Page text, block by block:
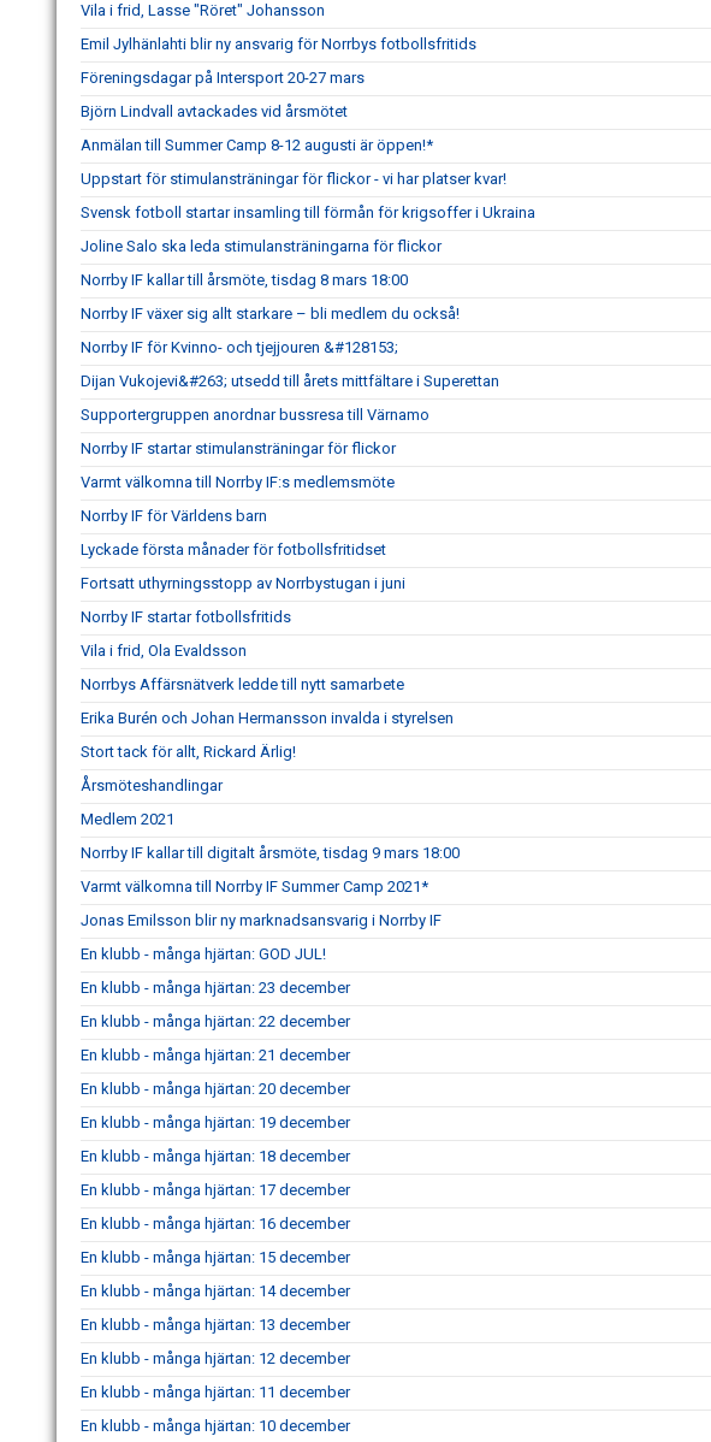
Vila i frid, Lasse "Röret" Johansson
Emil Jylhänlahti blir ny ansvarig för Norrbys fotbollsfritids
Föreningsdagar på Intersport 20-27 mars
Björn Lindvall avtackades vid årsmötet
Anmälan till Summer Camp 8-12 augusti är öppen!*
Uppstart för stimulansträningar för flickor - vi har platser kvar!
Svensk fotboll startar insamling till förmån för krigsoffer i Ukraina
Joline Salo ska leda stimulansträningarna för flickor
Norrby IF kallar till årsmöte, tisdag 8 mars 18:00
Norrby IF växer sig allt starkare – bli medlem du också!
Norrby IF för Kvinno- och tjejjouren &#128153;
Dijan Vukojevi&#263; utsedd till årets mittfältare i Superettan
Supportergruppen anordnar bussresa till Värnamo
Norrby IF startar stimulansträningar för flickor
Varmt välkomna till Norrby IF:s medlemsmöte
Norrby IF för Världens barn
Lyckade första månader för fotbollsfritidset
Fortsatt uthyrningsstopp av Norrbystugan i juni
Norrby IF startar fotbollsfritids
Vila i frid, Ola Evaldsson
Norrbys Affärsnätverk ledde till nytt samarbete
Erika Burén och Johan Hermansson invalda i styrelsen
Stort tack för allt, Rickard Ärlig!
Årsmöteshandlingar
Medlem 2021
Norrby IF kallar till digitalt årsmöte, tisdag 9 mars 18:00
Varmt välkomna till Norrby IF Summer Camp 2021*
Jonas Emilsson blir ny marknadsansvarig i Norrby IF
En klubb - många hjärtan: GOD JUL!
En klubb - många hjärtan: 23 december
En klubb - många hjärtan: 22 december
En klubb - många hjärtan: 21 december
En klubb - många hjärtan: 20 december
En klubb - många hjärtan: 19 december
En klubb - många hjärtan: 18 december
En klubb - många hjärtan: 17 december
En klubb - många hjärtan: 16 december
En klubb - många hjärtan: 15 december
En klubb - många hjärtan: 14 december
En klubb - många hjärtan: 13 december
En klubb - många hjärtan: 12 december
En klubb - många hjärtan: 11 december
En klubb - många hjärtan: 10 december